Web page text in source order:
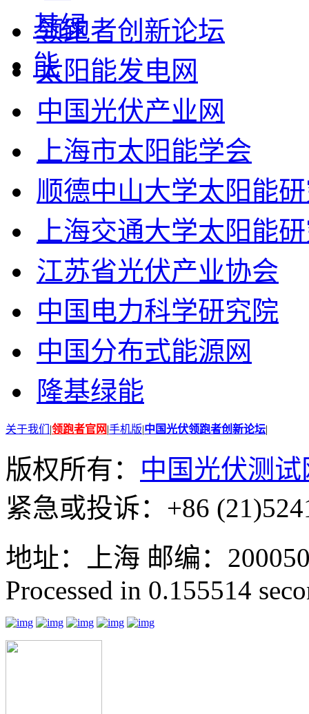
领跑者创新论坛
太阳能发电网
中国光伏产业网
上海市太阳能学会
顺德中山大学太阳能
上海交通大学太阳能
江苏省光伏产业协会
中国电力科学研究院
中国分布式能源网
隆基绿能
关于我们 |领跑者官网|手机版|中国光伏领跑者创新论坛|
版权所有： 中国光伏测试
紧急或投诉：+86
地址：上海 邮编：
Processed in 0.155514